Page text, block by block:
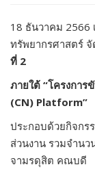
18 ธันวาคม 2566
ทรัพยากรศาสตร์ จั
ที่ 2
ภายใต้ “โครงกา
(CN) Platform”
ประกอบด้วยกิจกร
ส่วนงาน รวมจำน
จามรดุสิต คณบดี